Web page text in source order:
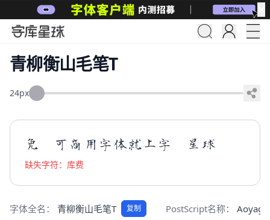
青柳衡山毛笔T
24px
免　可商用字体就上字　星球
缺失字符：库费
字体全名： 青柳衡山毛笔T 复制 PostScript名称：